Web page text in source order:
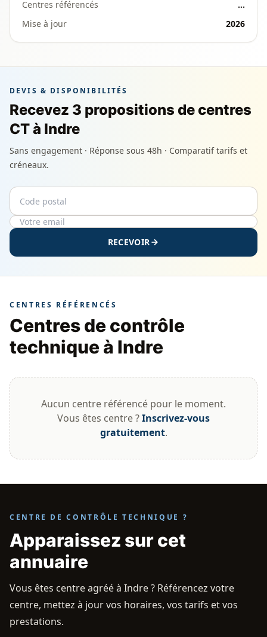
Centres référencés
…
Mise à jour
2026
DEVIS & DISPONIBILITÉS
Recevez 3 propositions de centres
CT à Indre
Sans engagement · Réponse sous 48h · Comparatif tarifs et
créneaux.
Code postal
Email
RECEVOIR
CENTRES RÉFÉRENCÉS
Centres de contrôle
technique à Indre
Aucun centre référencé pour le moment.
Vous êtes centre ?Inscrivez-vous
gratuitement.
CENTRE DE CONTRÔLE TECHNIQUE ?
Apparaissez sur cet
annuaire
Vous êtes centre agréé à Indre ? Référencez votre
centre, mettez à jour vos horaires, vos tarifs et vos
prestations.